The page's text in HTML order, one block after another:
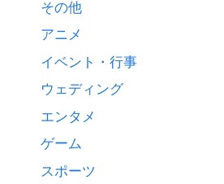
その他
アニメ
イベント・行事
ウェディング
エンタメ
ゲーム
スポーツ